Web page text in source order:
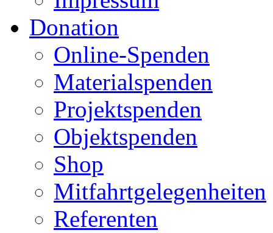
Donation
Online-Spenden
Materialspenden
Projektspenden
Objektspenden
Shop
Mitfahrtgelegenheiten
Referenten